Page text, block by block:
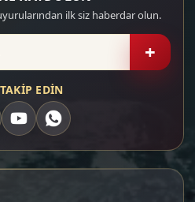
ilk siz haberdar olun.
+
EDİN